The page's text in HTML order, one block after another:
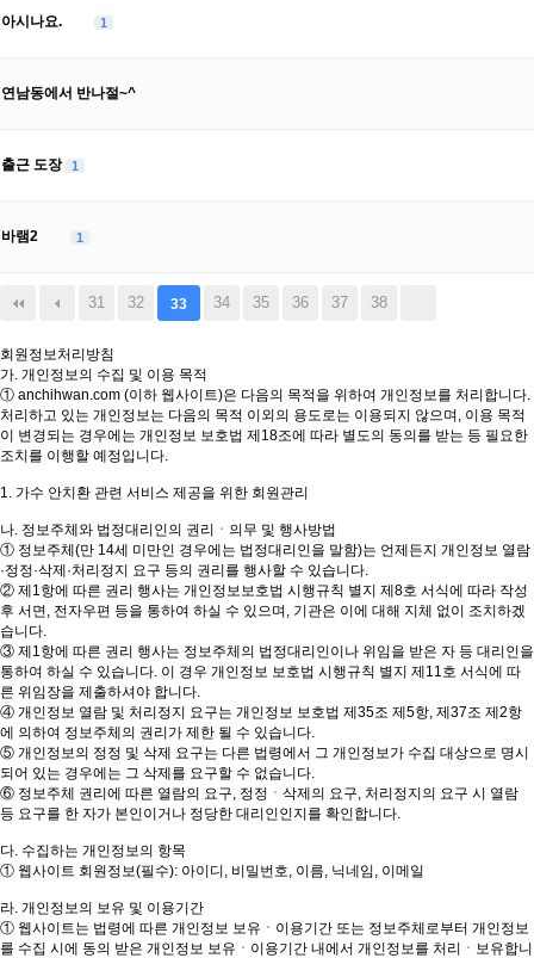
아시나요. 1
연남동에서 반나절~^
출근 도장 1
바램2 1
31 32 33 34 35 36 37 38
회원정보처리방침
가. 개인정보의 수집 및 이용 목적
① anchihwan.com (이하 웹사이트)은 다음의 목적을 위하여 개인정보를 처리합니다.
처리하고 있는 개인정보는 다음의 목적 이외의 용도로는 이용되지 않으며, 이용 목적
이 변경되는 경우에는 개인정보 보호법 제18조에 따라 별도의 동의를 받는 등 필요한
조치를 이행할 예정입니다.
1. 가수 안치환 관련 서비스 제공을 위한 회원관리
나. 정보주체와 법정대리인의 권리ㆍ의무 및 행사방법
① 정보주체(만 14세 미만인 경우에는 법정대리인을 말함)는 언제든지 개인정보 열람
·정정·삭제·처리정지 요구 등의 권리를 행사할 수 있습니다.
② 제1항에 따른 권리 행사는 개인정보보호법 시행규칙 별지 제8호 서식에 따라 작성
후 서면, 전자우편 등을 통하여 하실 수 있으며, 기관은 이에 대해 지체 없이 조치하겠
습니다.
③ 제1항에 따른 권리 행사는 정보주체의 법정대리인이나 위임을 받은 자 등 대리인을
통하여 하실 수 있습니다. 이 경우 개인정보 보호법 시행규칙 별지 제11호 서식에 따
른 위임장을 제출하셔야 합니다.
④ 개인정보 열람 및 처리정지 요구는 개인정보 보호법 제35조 제5항, 제37조 제2항
에 의하여 정보주체의 권리가 제한 될 수 있습니다.
⑤ 개인정보의 정정 및 삭제 요구는 다른 법령에서 그 개인정보가 수집 대상으로 명시
되어 있는 경우에는 그 삭제를 요구할 수 없습니다.
⑥ 정보주체 권리에 따른 열람의 요구, 정정ㆍ삭제의 요구, 처리정지의 요구 시 열람
등 요구를 한 자가 본인이거나 정당한 대리인인지를 확인합니다.
다. 수집하는 개인정보의 항목
① 웹사이트 회원정보(필수): 아이디, 비밀번호, 이름, 닉네임, 이메일
라. 개인정보의 보유 및 이용기간
① 웹사이트는 법령에 따른 개인정보 보유ㆍ이용기간 또는 정보주체로부터 개인정보
를 수집 시에 동의 받은 개인정보 보유ㆍ이용기간 내에서 개인정보를 처리ㆍ보유합니